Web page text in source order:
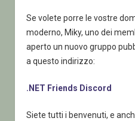
Se volete porre le vostre
moderno, Miky, uno dei
aperto un nuovo gruppo
a questo indirizzo:
.NET Friends Discord
Siete tutti i benvenuti, e